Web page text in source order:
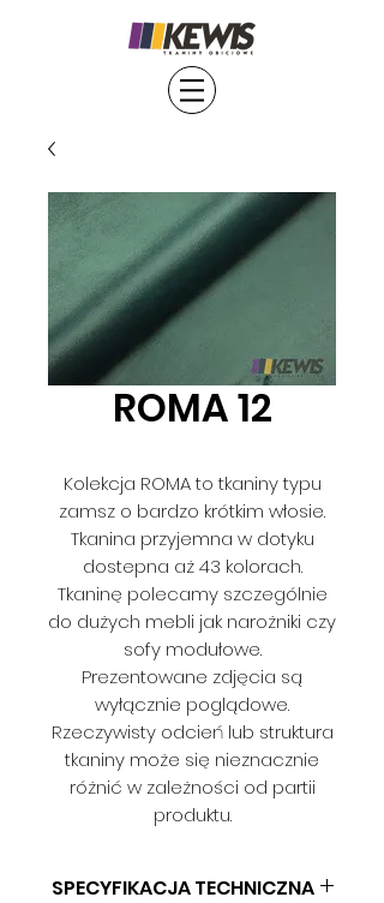
ROMA 12
Kolekcja ROMA to tkaniny typu
zamsz o bardzo krótkim włosie.
Tkanina przyjemna w dotyku
dostepna aż 43 kolorach.
Tkaninę polecamy szczególnie
do dużych mebli jak narożniki czy
sofy modułowe.
Prezentowane zdjęcia są
wyłącznie poglądowe.
Rzeczywisty odcień lub struktura
tkaniny może się nieznacznie
różnić w zależności od partii
produktu.
SPECYFIKACJA TECHNICZNA